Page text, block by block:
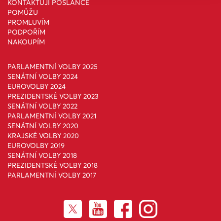
KONTAKTUJI POSLANCE
POMŮŽU
PROMLUVÍM
PODPOŘÍM
NAKOUPÍM
PARLAMENTNÍ VOLBY 2025
SENÁTNÍ VOLBY 2024
EUROVOLBY 2024
PREZIDENTSKÉ VOLBY 2023
SENÁTNÍ VOLBY 2022
PARLAMENTNÍ VOLBY 2021
SENÁTNÍ VOLBY 2020
KRAJSKÉ VOLBY 2020
EUROVOLBY 2019
SENÁTNÍ VOLBY 2018
PREZIDENTSKÉ VOLBY 2018
PARLAMENTNÍ VOLBY 2017